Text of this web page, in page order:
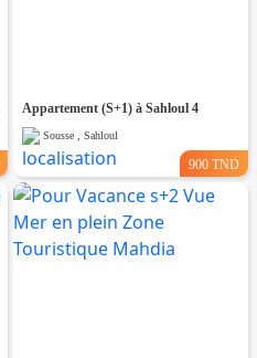
Appartement (S+1) à Sahloul 4
Sousse , Sahloul
900 TND